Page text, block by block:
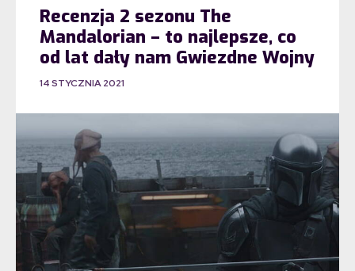
Recenzja 2 sezonu The
Mandalorian – to najlepsze, co
od lat dały nam Gwiezdne Wojny
14 STYCZNIA 2021